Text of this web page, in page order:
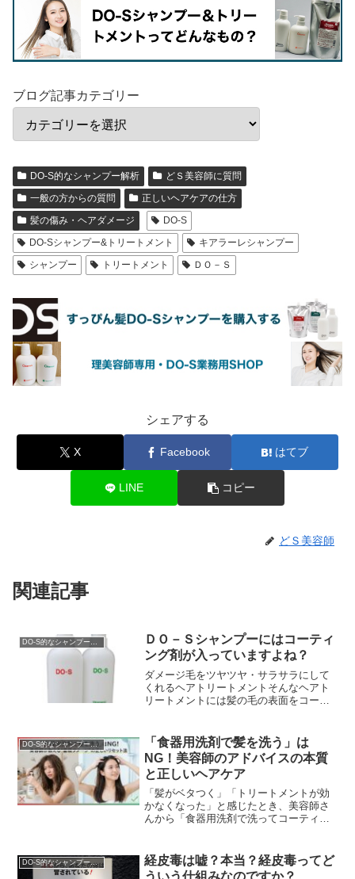
ブログ記事カテゴリー
DO-S的なシャンプー解析
どＳ美容師に質問
一般の方からの質問
正しいヘアケアの仕方
髪の傷み・ヘアダメージ
DO-S
DO-Sシャンプー&トリートメント
キアラーレシャンプー
シャンプー
トリートメント ＤＯ－Ｓ
シェアする
X Facebook はてブ
LINE コピー
どＳ美容師
関連記事
ＤＯ－Ｓシャンプーにはコーティ
ング剤が入っていますよね？
ダメージ毛をツヤツヤ・サラサラにして
くれるヘアトリートメントそんなヘアト
リートメントには髪の毛の表面をコート
ます。でもこの髪を綺...
DO-S的なシャンプー解析
「食器用洗剤で髪を洗う」は
NG！美容師のアドバイスの本質
と正しいヘアケア
「髪がベタつく」「トリートメントが効
かなくなった」と感じたとき、美容師さ
んから「食器用洗剤で洗ってコーティン
とっては非常にリスク...
DO-S的なシャンプー解析
経皮毒は嘘？本当？経皮毒ってど
ういう仕組みなのですか？